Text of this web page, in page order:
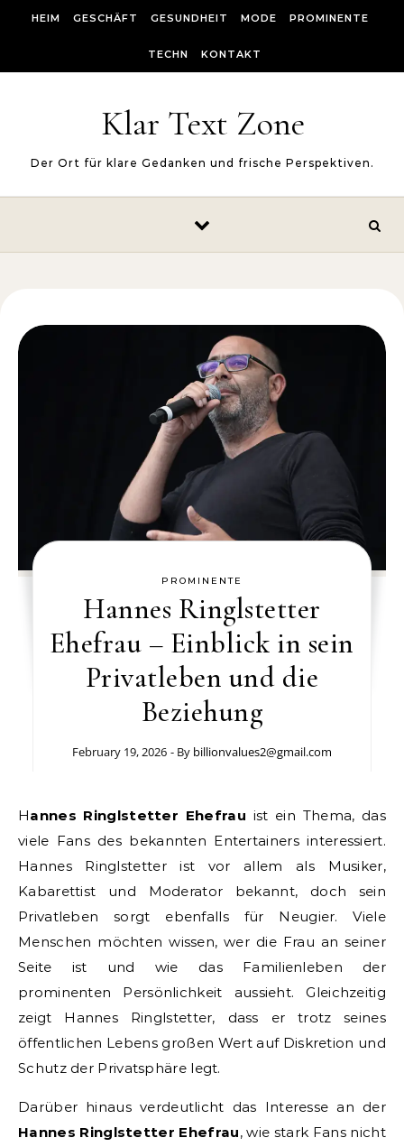
HEIM GESCHÄFT GESUNDHEIT MODE PROMINENTE
TECHN KONTAKT
Klar Text Zone
Der Ort für klare Gedanken und frische Perspektiven.
PROMINENTE
Hannes Ringlstetter
Ehefrau – Einblick in sein
Privatleben und die
Beziehung
February 19, 2026 - By billionvalues2@gmail.com
Hannes Ringlstetter Ehefrau ist ein Thema, das
viele Fans des bekannten Entertainers interessiert.
Hannes Ringlstetter ist vor allem als Musiker,
Kabarettist und Moderator bekannt, doch sein
Privatleben sorgt ebenfalls für Neugier. Viele
Menschen möchten wissen, wer die Frau an seiner
Seite ist und wie das Familienleben der
prominenten Persönlichkeit aussieht. Gleichzeitig
zeigt Hannes Ringlstetter, dass er trotz seines
öffentlichen Lebens großen Wert auf Diskretion und
Schutz der Privatsphäre legt.
Darüber hinaus verdeutlicht das Interesse an der
Hannes Ringlstetter Ehefrau, wie stark Fans nicht